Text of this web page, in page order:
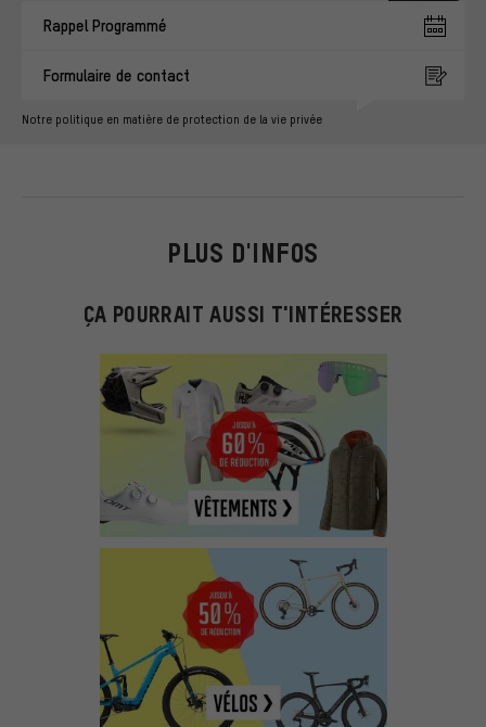
Rappel Programmé
Formulaire de contact
Notre politique en matière de protection de la vie privée
PLUS D'INFOS
ÇA POURRAIT AUSSI T'INTÉRESSER